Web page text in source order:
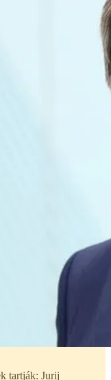
tartják: Jurij